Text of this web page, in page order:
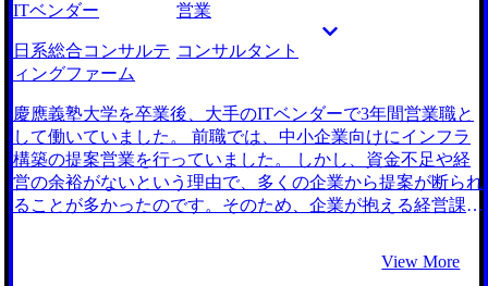
ITベンダー 営業
日系総合コンサルテ
ィングファーム
コンサルタント
慶應義塾大学を卒業後、大手のITベンダーで3年間営業職と
して働いていました。 前職では、中小企業向けにインフラ
構築の提案営業を行っていました。 しかし、資金不足や経
営の余裕がないという理由で、多くの企業から提案が断られ
ることが多かったのです。そのため、企業が抱える経営課題
なりました。 中小企業が抱える経営的な課題に対し、より
View More